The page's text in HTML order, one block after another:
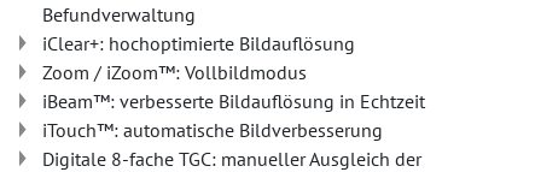
Befundverwaltung
iClear+: hochoptimierte Bildauflösung
Zoom / iZoom™: Vollbildmodus
iBeam™: verbesserte Bildauflösung in Echtzeit
iTouch™: automatische Bildverbesserung
Digitale 8-fache TGC: manueller Ausgleich der